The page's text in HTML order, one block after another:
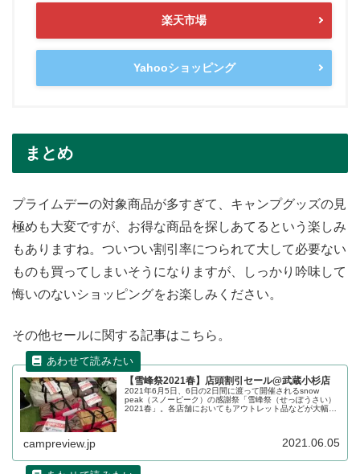
楽天市場
Yahooショッピング
まとめ
プライムデーの対象商品が多すぎて、キャンプグッズの見
極めも大変ですが、お得な商品を探しあてるという楽しみ
もありますね。ついつい割引率につられて大して必要ない
ものも買ってしまいそうになりますが、しっかり吟味して
悔いのないショッピングをお楽しみください。
その他セールに関する記事はこちら。
【雪峰祭2021春】店頭割引セール@武蔵小杉店
2021年6月5日、6日の2日間に渡って開催されるsnow
peak（スノーピーク）の感謝祭「雪峰祭（せっぽうさい）
2021春」。各店舗においてもアウトレット品などが大幅に
campreview.jp 2021.06.05